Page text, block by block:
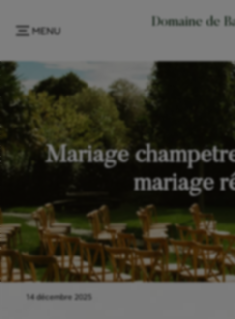
MENU
Domaine de
Mariage
mariage
14 décembre 2025